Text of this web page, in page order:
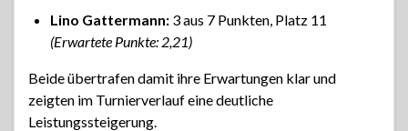
Lino Gattermann: 3 aus 7 Punkten, Platz 11
(Erwartete Punkte: 2,21)
Beide übertrafen damit ihre Erwartungen klar und
zeigten im Turnierverlauf eine deutliche
Leistungssteigerung.